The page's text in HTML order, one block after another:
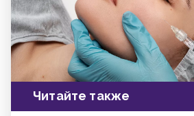
Читайте также